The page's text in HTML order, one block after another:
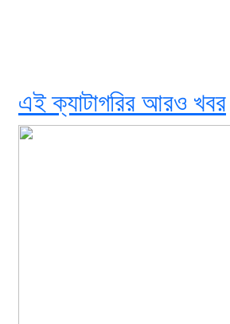
এই ক্যাটাগরির আরও খবর